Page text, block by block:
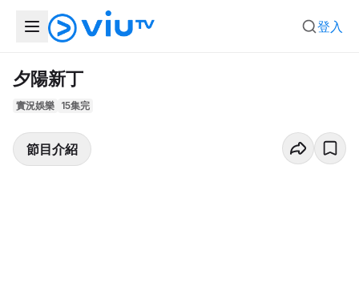
登入
夕陽新丁
實況娛樂 15集完
節目介紹